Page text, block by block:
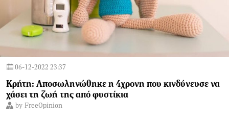
06-12-2022 23:37
Κρήτη: Αποσωληνώθηκε η 4χρονη που κινδύνευσε να
χάσει τη ζωή της από φυστίκια
by FreeOpinion